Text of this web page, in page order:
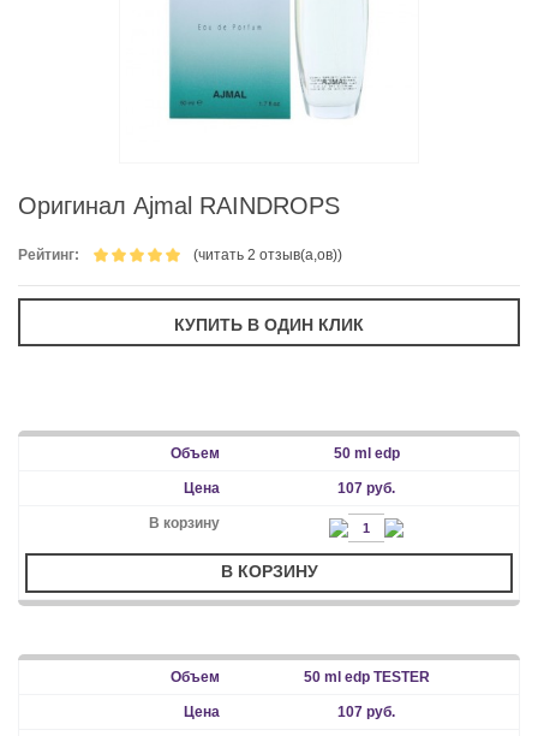
Оригинал Ajmal RAINDROPS
Рейтинг: (читать 2 отзыв(а,ов))
50 ml edp
107 руб.
В КОРЗИНУ
50 ml edp TESTER
107 руб.